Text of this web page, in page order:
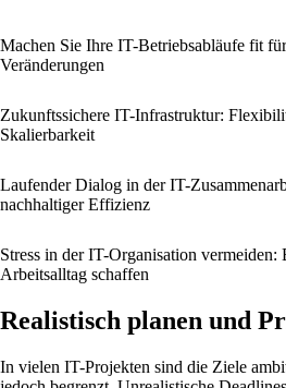
Machen Sie Ihre IT-Betriebsabläufe fit
Veränderungen
Zukunftssichere IT-Infrastruktur:
Skalierbarkeit
Laufender Dialog in der IT-
nachhaltiger Effizienz
Stress in der IT-Organisation vermeiden:
Arbeitsalltag schaffen
Realistisch planen und
In vielen IT-Projekten sind die Ziele